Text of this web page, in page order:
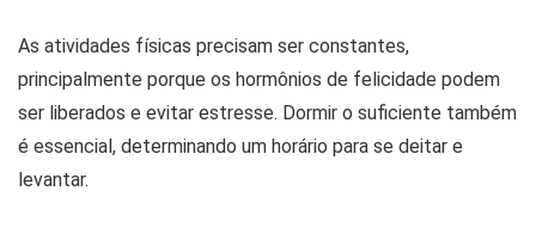
As atividades físicas precisam ser constantes,
principalmente porque os hormônios de felicidade podem
ser liberados e evitar estresse. Dormir o suficiente também
é essencial, determinando um horário para se deitar e
levantar.